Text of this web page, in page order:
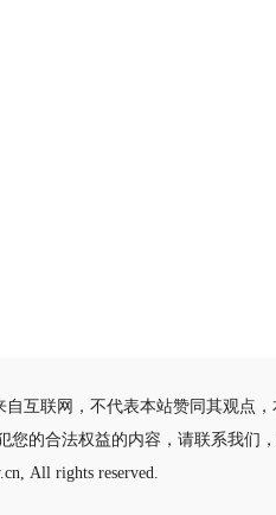
互联网，不代表本站赞同其观点
的合法权益的内容，请联系我们
All rights reserved.